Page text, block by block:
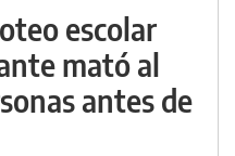
escolar
mató al
antes de